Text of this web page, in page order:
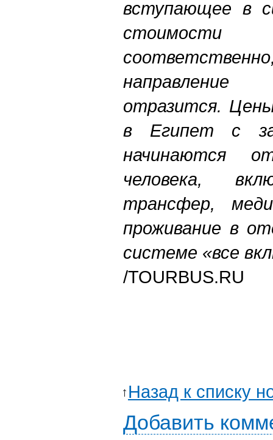
вступающее в
стоимости
отразится.
в Египет с
начинаются
человека,
трансфер,
проживание в
системе «все
/TOURBUS.RU
Назад к списку
Добавить